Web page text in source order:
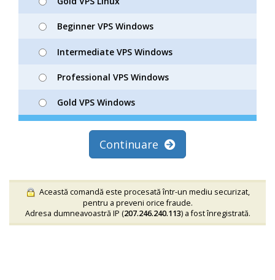
Beginner VPS Windows
Intermediate VPS Windows
Professional VPS Windows
Gold VPS Windows
Continuare
Această comandă este procesată într-un mediu securizat,
pentru a preveni orice fraude.
Adresa dumneavoastră IP (207.246.240.113) a fost înregistrată.